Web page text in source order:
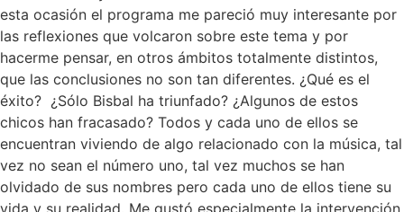
esta ocasión el programa me pareció muy interesante por
las reflexiones que volcaron sobre este tema y por
hacerme pensar, en otros ámbitos totalmente distintos,
que las conclusiones no son tan diferentes. ¿Qué es el
éxito? ¿Sólo Bisbal ha triunfado? ¿Algunos de estos
chicos han fracasado? Todos y cada uno de ellos se
encuentran viviendo de algo relacionado con la música, tal
vez no sean el número uno, tal vez muchos se han
olvidado de sus nombres pero cada uno de ellos tiene su